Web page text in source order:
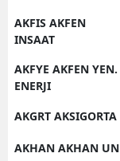
AKFIS AKFEN
INSAAT
AKFYE AKFEN YEN.
ENERJI
AKGRT AKSIGORTA
AKHAN AKHAN UN